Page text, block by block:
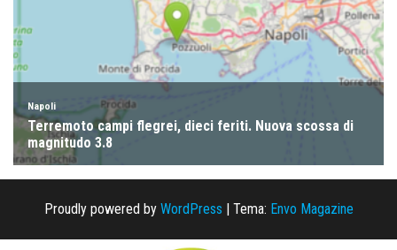
Proudly powered by WordPress Tema: Envo Magazine